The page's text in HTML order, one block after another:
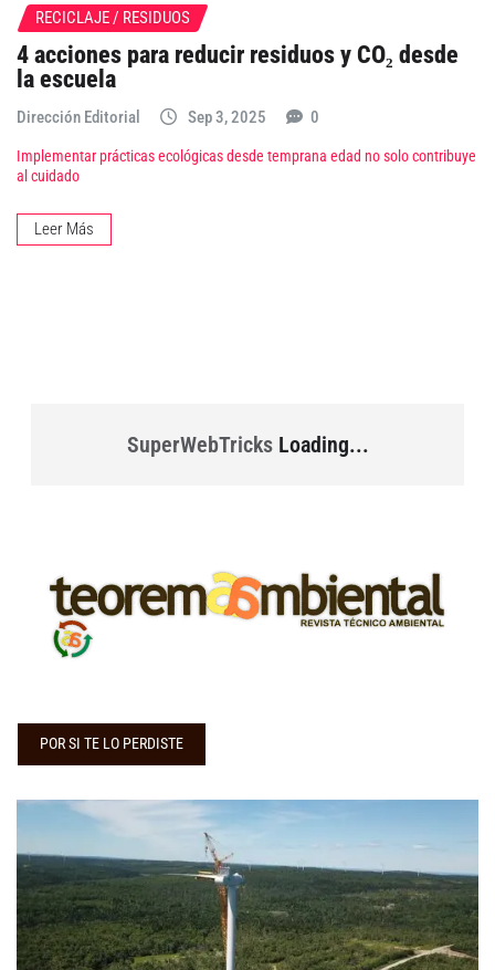
RECICLAJE / RESIDUOS
4 acciones para reducir residuos y CO₂ desde
la escuela
Dirección Editorial Sep 3, 2025 0
Implementar prácticas ecológicas desde temprana edad no solo contribuye
al cuidado
Leer Más
SuperWebTricksLoading...
POR SI TE LO PERDISTE